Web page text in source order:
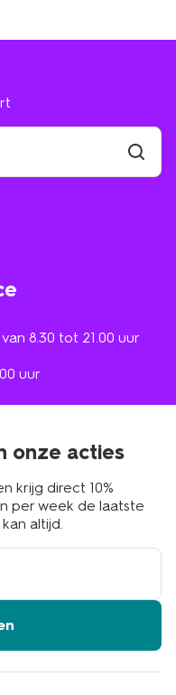
8.30 tot 21.00 uur
uur
onze acties
krijg direct 10%
per week de laatste
altijd.